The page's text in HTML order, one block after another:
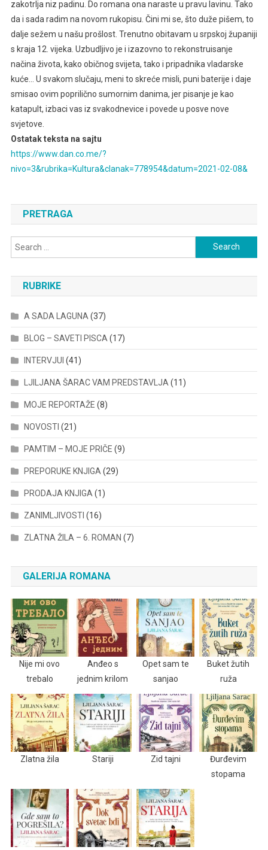
zakotrlja niz padinu. Do romana ona naraste u pravu lavinu. Tako
da i sada radim na novom rukopisu. Čini mi se, što duže pišem, to
dalje sežem u našu prošlost. Trenutno obitavam u srpskoj županiji
s kraja 12. vijeka. Uzbudljivo je i izazovno to rekonstruisanje
načina života, kako običnog svijeta, tako i pripadnika vladarske
kuće… U svakom slučaju, meni to skreće misli, puni baterije i daje
smisao ovim poprilično sumornim danima, jer pisanje je kao
katapult, izbaci vas iz svakodnevice i povede u posve nove
svjetove.
Ostatak teksta na sajtu
https://www.dan.co.me/?
nivo=3&rubrika=Kultura&clanak=778954&datum=2021-02-08&
PRETRAGA
Search
for:
RUBRIKE
A SADA LAGUNA (37)
BLOG – SAVETI PISCA (17)
INTERVJUI (41)
LJILJANA ŠARAC VAM PREDSTAVLJA (11)
MOJE REPORTAŽE (8)
NOVOSTI (21)
PAMTIM – MOJE PRIČE (9)
PREPORUKE KNJIGA (29)
PRODAJA KNJIGA (1)
ZANIMLJIVOSTI (16)
ZLATNA ŽILA – 6. ROMAN (7)
GALERIJA ROMANA
Nije mi ovo
trebalo
Anđeo s
jednim krilom
Opet sam te
sanjao
Buket žutih
ruža
Zlatna žila Stariji Zid tajni
Đurđevim
stopama